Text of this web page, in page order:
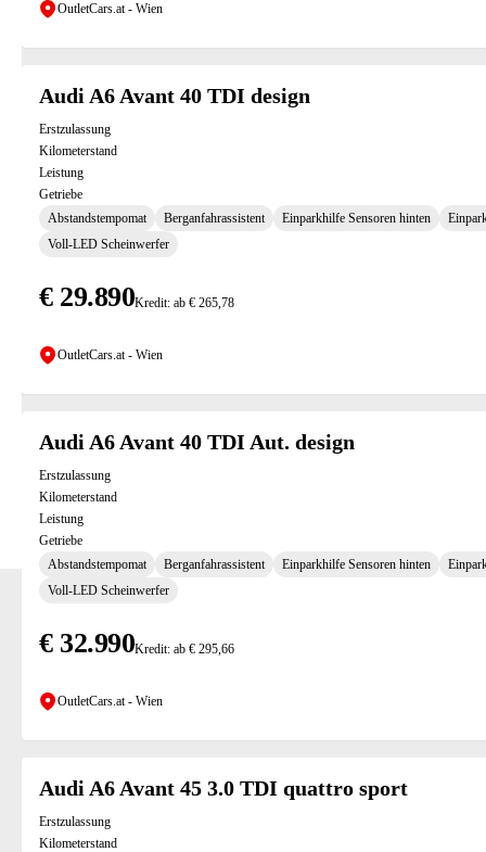
OutletCars.at - Wien
Audi A6 Avant 40 TDI design
Erstzulassung
Kilometerstand
Leistung
Getriebe
Abstandstempomat
Berganfahrassistent Einparkhilfe Sensoren hinten
Voll-LED Scheinwerfer
€ 29.890Kredit: ab € 265,78
OutletCars.at - Wien
Audi A6 Avant 40 TDI Aut. design
Erstzulassung
Kilometerstand
Leistung
Getriebe
Abstandstempomat
Berganfahrassistent Einparkhilfe Sensoren hinten
Voll-LED Scheinwerfer
€ 32.990Kredit: ab € 295,66
OutletCars.at - Wien
Audi A6 Avant 45 3.0 TDI quattro sport
Erstzulassung
Kilometerstand